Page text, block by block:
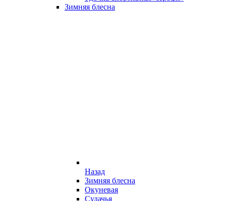
Зимняя блесна
Назад
Зимняя блесна
Окуневая
Судачья